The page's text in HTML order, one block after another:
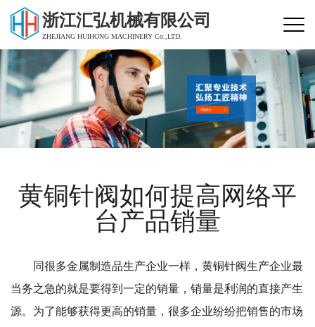
浙江汇弘机械有限公司
ZHEJIANG HUIHONG MACHINERY Co.,LTD.
黄铜针阀如何提高网络平
台产品销量
同很多金属制造品生产企业一样，黄铜针阀生产企业最
当务之急的就是要得到一定的销量，销量是利润的直接产生
源。为了能够获得更高的销量，很多企业纷纷把销售的市场